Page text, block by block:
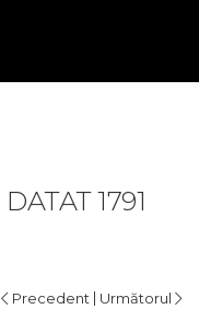
1791
Precedent | Următorul